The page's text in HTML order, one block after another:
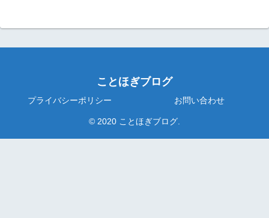
ことほぎブログ
プライバシーポリシー お問い合わせ
© 2020 ことほぎブログ.